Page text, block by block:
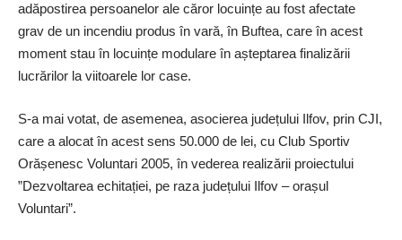
adăpostirea persoanelor ale căror locuințe au fost afectate
grav de un incendiu produs în vară, în Buftea, care în acest
moment stau în locuințe modulare în așteptarea finalizării
lucrărilor la viitoarele lor case.
S-a mai votat, de asemenea, asocierea județului Ilfov, prin CJI,
care a alocat în acest sens 50.000 de lei, cu Club Sportiv
Orășenesc Voluntari 2005, în vederea realizării proiectului
”Dezvoltarea echitației, pe raza județului Ilfov – orașul
Voluntari”.